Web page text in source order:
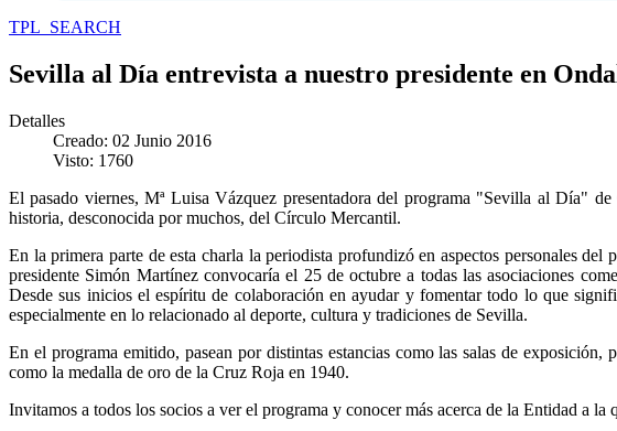
TPL_SEARCH
Sevilla al Día entrevista a nuestro presidente en
Detalles
Creado: 02 Junio 2016
Visto: 1760
El pasado viernes, Mª Luisa Vázquez presentadora del programa "Sevilla al Día"
historia, desconocida por muchos, del Círculo Mercantil.
En la primera parte de esta charla la periodista profundizó en aspectos personales
presidente Simón Martínez convocaría el 25 de octubre a todas las asociaciones
Desde sus inicios el espíritu de colaboración en ayudar y fomentar todo lo que
especialmente en lo relacionado al deporte, cultura y tradiciones de Sevilla.
En el programa emitido, pasean por distintas estancias como las salas de
como la medalla de oro de la Cruz Roja en 1940.
Invitamos a todos los socios a ver el programa y conocer más acerca de la Entidad a la